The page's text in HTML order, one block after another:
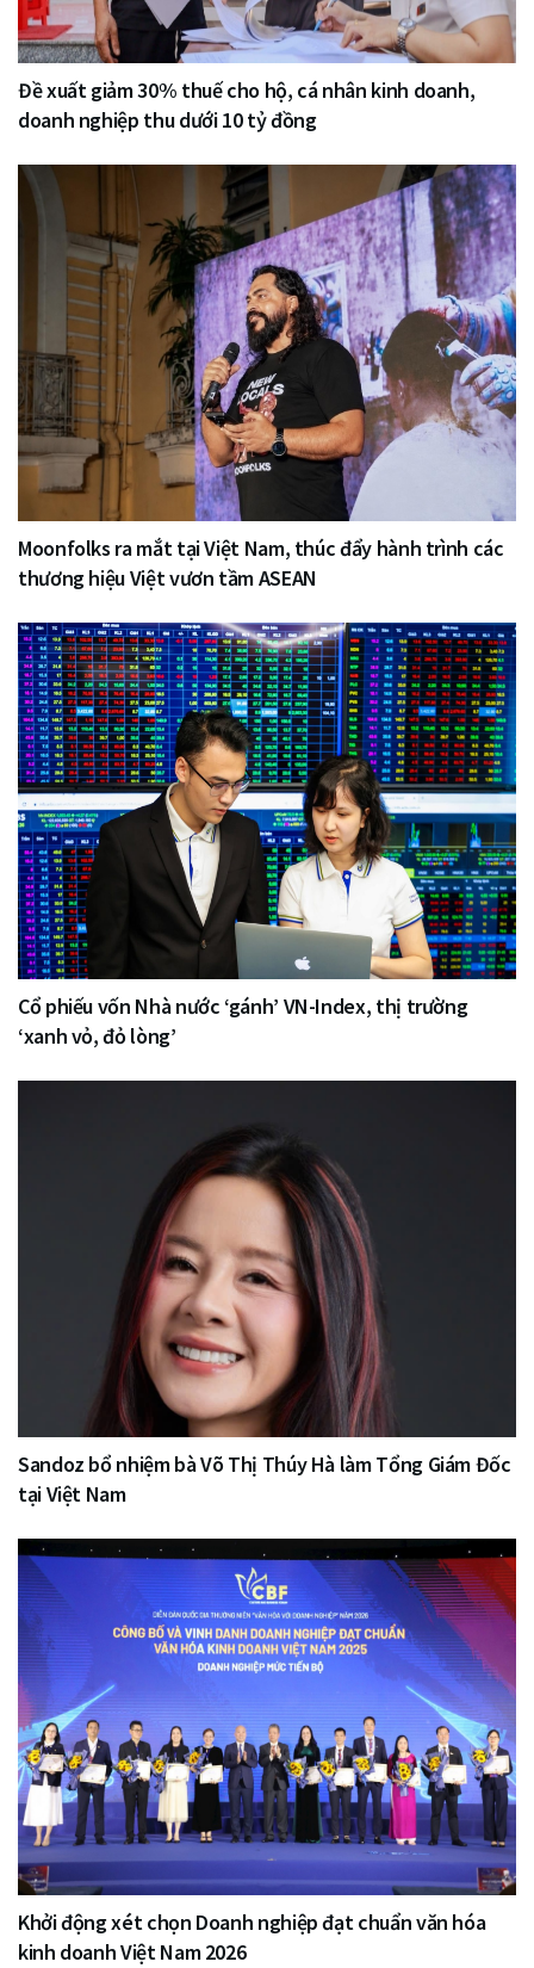
Đề xuất giảm 30% thuế cho hộ, cá nhân kinh doanh,
doanh nghiệp thu dưới 10 tỷ đồng
Moonfolks ra mắt tại Việt Nam, thúc đẩy hành trình các
thương hiệu Việt vươn tầm ASEAN
Cổ phiếu vốn Nhà nước ‘gánh’ VN-Index, thị trường
‘xanh vỏ, đỏ lòng’
Sandoz bổ nhiệm bà Võ Thị Thúy Hà làm Tổng Giám Đốc
tại Việt Nam
Khởi động xét chọn Doanh nghiệp đạt chuẩn văn hóa
kinh doanh Việt Nam 2026